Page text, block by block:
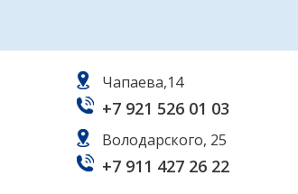
Чапаева,14
+7 921 526 01 03
Володарского, 25
+7 911 427 26 22